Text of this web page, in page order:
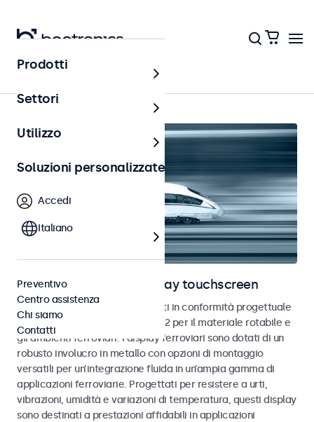
Home
Monitor ferroviari e display touchscreen
Monitor e touchscreen sviluppati in conformità progettuale
alle norme EN 50155 e EN 45545-2 per il materiale rotabile e
gli ambienti ferroviari. I display ferroviari sono dotati di un
robusto involucro in metallo con opzioni di montaggio
versatili per un’integrazione fluida in un’ampia gamma di
applicazioni ferroviarie. Progettati per resistere a urti,
vibrazioni, umidità e variazioni di temperatura, questi display
sono destinati a prestazioni affidabili in applicazioni
Prodotti
Settori
Utilizzo
Soluzioni personalizzate
Accedi
Italiano
Preventivo
Centro assistenza
Chi siamo
Contatti